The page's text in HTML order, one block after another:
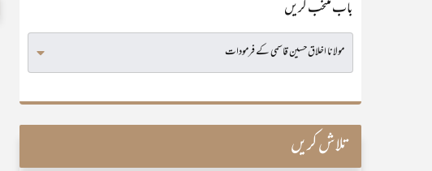
باب منتخب کریں
تلاش کریں